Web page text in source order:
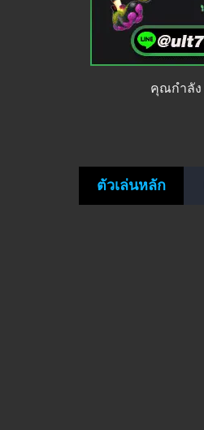
คุณกำลัง
ตัวเล่นหลัก